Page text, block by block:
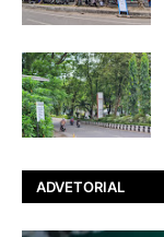
ADVETORIAL